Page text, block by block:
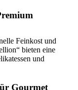
Feinkost und
bieten eine
und
Gourmet